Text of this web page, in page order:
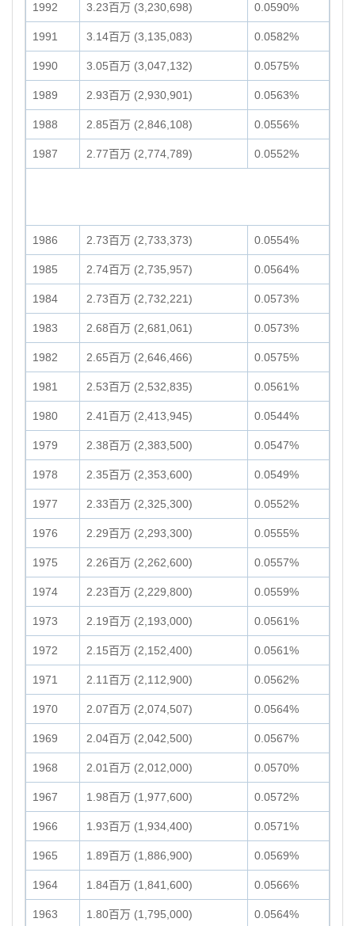
1992 3.23百万 (3,230,698) 0.0590%
1991 3.14百万 (3,135,083) 0.0582%
1990 3.05百万 (3,047,132) 0.0575%
1989 2.93百万 (2,930,901) 0.0563%
1988 2.85百万 (2,846,108) 0.0556%
1987 2.77百万 (2,774,789) 0.0552%
1986 2.73百万 (2,733,373) 0.0554%
1985 2.74百万 (2,735,957) 0.0564%
1984 2.73百万 (2,732,221) 0.0573%
1983 2.68百万 (2,681,061) 0.0573%
1982 2.65百万 (2,646,466) 0.0575%
1981 2.53百万 (2,532,835) 0.0561%
1980 2.41百万 (2,413,945) 0.0544%
1979 2.38百万 (2,383,500) 0.0547%
1978 2.35百万 (2,353,600) 0.0549%
1977 2.33百万 (2,325,300) 0.0552%
1976 2.29百万 (2,293,300) 0.0555%
1975 2.26百万 (2,262,600) 0.0557%
1974 2.23百万 (2,229,800) 0.0559%
1973 2.19百万 (2,193,000) 0.0561%
1972 2.15百万 (2,152,400) 0.0561%
1971 2.11百万 (2,112,900) 0.0562%
1970 2.07百万 (2,074,507) 0.0564%
1969 2.04百万 (2,042,500) 0.0567%
1968 2.01百万 (2,012,000) 0.0570%
1967 1.98百万 (1,977,600) 0.0572%
1966 1.93百万 (1,934,400) 0.0571%
1965 1.89百万 (1,886,900) 0.0569%
1964 1.84百万 (1,841,600) 0.0566%
1963 1.80百万 (1,795,000) 0.0564%